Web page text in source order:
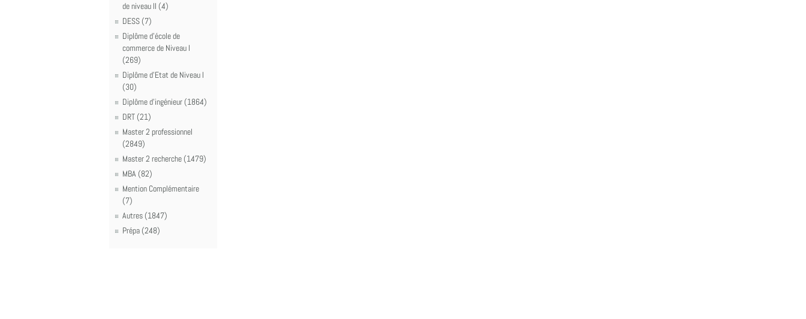
de niveau II (4)
DESS (7)
Diplôme d'école de
commerce de Niveau I
(269)
Diplôme d'Etat de Niveau I
(30)
Diplôme d'ingénieur (1864)
DRT (21)
Master 2 professionnel
(2849)
Master 2 recherche (1479)
MBA (82)
Mention Complémentaire
(7)
Autres (1847)
Prépa (248)